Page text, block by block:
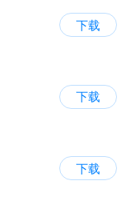
下载
下载
下载